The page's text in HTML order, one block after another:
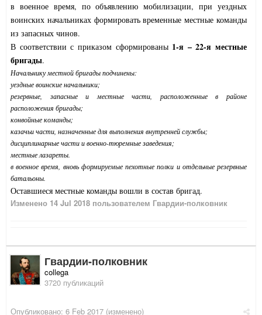
в военное время, по объявлению мобилизации, при уездных
воинских начальниках формировать временные местные команды
из запасных чинов.
В соответствии с приказом сформированы 1-я – 22-я местные
бригады.
Начальнику местной бригады подчинены:
уездные воинские начальники;
резервные, запасные и местные части, расположенные в районе
расположения бригады;
конвойные команды;
казачьи части, назначенные для выполнения внутренней службы;
дисциплинарные части и военно-тюремные заведения;
местные лазареты.
в военное время, вновь формируемые пехотные полки и отдельные резервные
батальоны.
Оставшиеся местные команды вошли в состав бригад.
Изменено 14 Jul 2018 пользователем Гвардии-полковник
Гвардии-полковник
collega
3720 публикаций
Опубликовано: 6 Feb 2017 (изменено)